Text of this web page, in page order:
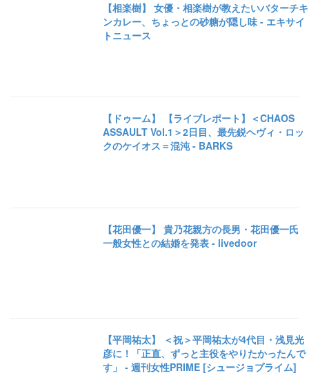
【相楽樹】 女優・相楽樹が教えたいバターチキ
ンカレー、ちょっとの砂糖が隠し味 - エキサイ
トニュース
【ドゥーム】 【ライブレポート】＜CHAOS
ASSAULT Vol.1＞2日目、最先鋭ヘヴィ・ロッ
クのケイオス＝混沌 - BARKS
【花田優一】 貴乃花親方の長男・花田優一氏
一般女性との結婚を発表 - livedoor
【平岡祐太】 ＜祝＞平岡祐太が4代目・浅見光
彦に！「正直、ずっと主役をやりたかったんで
す」 - 週刊女性PRIME [シュージョプライム]